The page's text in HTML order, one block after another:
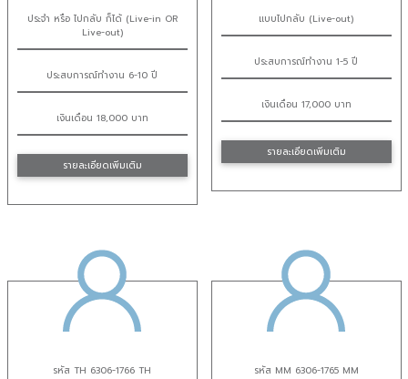
ประจำ หรือ ไปกลับ ก็ได้ (Live-in OR
Live-out)
ประสบการณ์ทำงาน 6-10 ปี
เงินเดือน 18,000 บาท
รายละเอียดเพิ่มเติม
แบบไปกลับ (Live-out)
ประสบการณ์ทำงาน 1-5 ปี
เงินเดือน 17,000 บาท
รายละเอียดเพิ่มเติม
รหัส TH 6306-1766 TH รหัส MM 6306-1765 MM